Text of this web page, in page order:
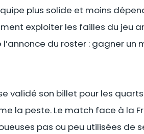
plus solide et moins
exploiter les failles du jeu
du roster : gagner
validé son billet pour les
la peste. Le match face à la
pas ou peu utilisées de